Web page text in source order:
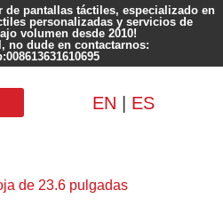
de pantallas táctiles, especializado en
personalizadas y servicios de
volumen desde 2010!
no dude en contactarnos:
EN ES